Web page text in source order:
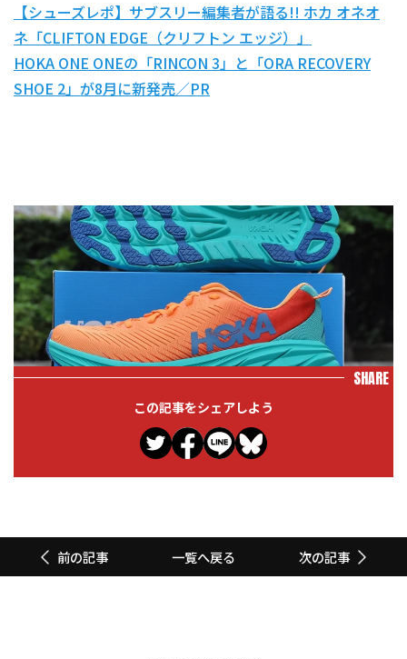
【シューズレポ】サブスリー編集者が語る!! ホカ オネオ
ネ「CLIFTON EDGE（クリフトン エッジ）」
HOKA ONE ONEの「RINCON 3」と「ORA RECOVERY
SHOE 2」が8月に新発売／PR
SHARE
この記事をシェアしよう
前の記事 一覧へ戻る 次の記事